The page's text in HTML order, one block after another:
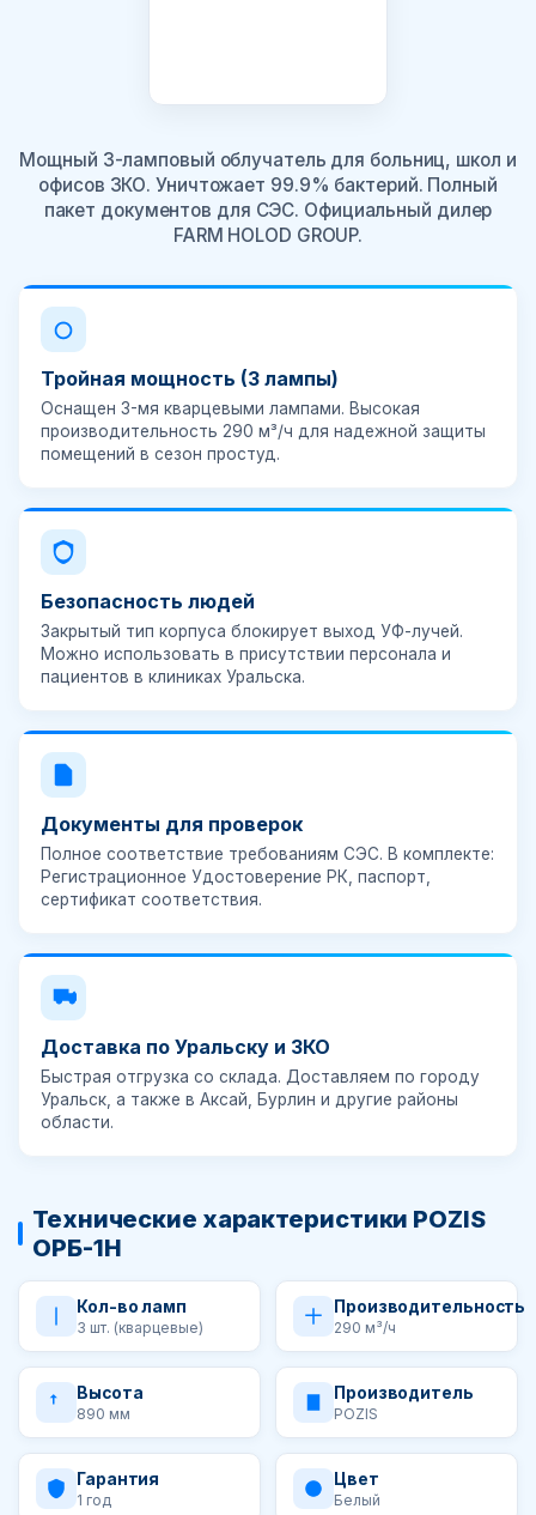
Мощный 3-ламповый облучатель для больниц, школ и
офисов ЗКО. Уничтожает 99.9% бактерий. Полный
пакет документов для СЭС. Официальный дилер
FARM HOLOD GROUP.
Тройная мощность (3 лампы)
Оснащен 3-мя кварцевыми лампами. Высокая
производительность 290 м³/ч для надежной защиты
помещений в сезон простуд.
Безопасность людей
Закрытый тип корпуса блокирует выход УФ-лучей.
Можно использовать в присутствии персонала и
пациентов в клиниках Уральска.
Документы для проверок
Полное соответствие требованиям СЭС. В комплекте:
Регистрационное Удостоверение РК, паспорт,
сертификат соответствия.
Доставка по Уральску и ЗКО
Быстрая отгрузка со склада. Доставляем по городу
Уральск, а также в Аксай, Бурлин и другие районы
области.
Технические характеристики POZIS
ОРБ-1Н
Кол-во ламп
3 шт. (кварцевые)
Производительность
290 м³/ч
Высота
890 мм
Производитель
POZIS
Гарантия
1 год
Цвет
Белый